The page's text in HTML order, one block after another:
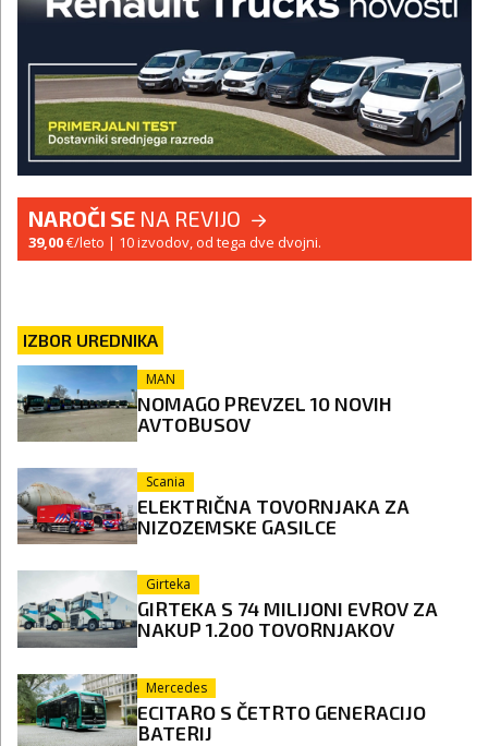
NAROČI SE NA REVIJO
39,00€/leto | 10 izvodov, od tega dve dvojni.
IZBOR UREDNIKA
MAN
NOMAGO PREVZEL 10 NOVIH
AVTOBUSOV
Scania
ELEKTRIČNA TOVORNJAKA ZA
NIZOZEMSKE GASILCE
Girteka
GIRTEKA S 74 MILIJONI EVROV ZA
NAKUP 1.200 TOVORNJAKOV
Mercedes
ECITARO S ČETRTO GENERACIJO
BATERIJ